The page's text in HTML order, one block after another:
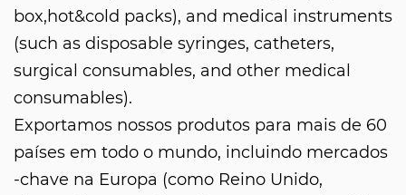
box,hot&cold packs), and medical instruments
(such as disposable syringes, catheters,
surgical consumables, and other medical
consumables).
Exportamos nossos produtos para mais de 60
países em todo o mundo, incluindo mercados
-chave na Europa (como Reino Unido,